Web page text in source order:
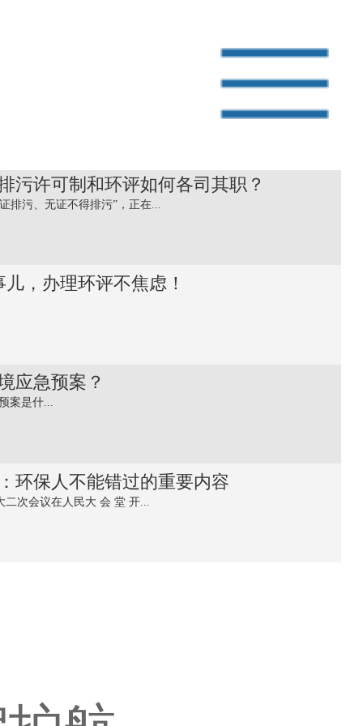
污许可制和环评如何各司其职？
排污、无证不得排污”，正在...
，办理环评不焦虑！
应急预案？
案是什...
环保人不能错过的重要内容
二次会议在人民大 会 堂 开...